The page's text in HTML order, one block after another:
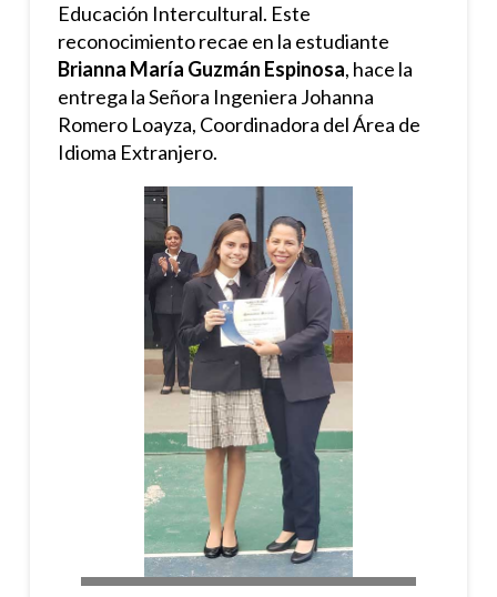
Educación Intercultural. Este
reconocimiento recae en la estudiante
Brianna María Guzmán Espinosa, hace la
entrega la Señora Ingeniera Johanna
Romero Loayza, Coordinadora del Área de
Idioma Extranjero.